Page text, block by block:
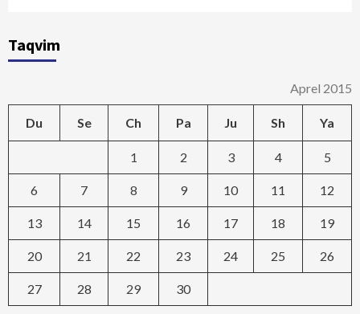
Taqvim
Aprel 2015
Du Se Ch Pa Ju Sh Ya
1 2 3 4 5
6 7 8 9 10 11 12
13 14 15 16 17 18 19
20 21 22 23 24 25 26
27 28 29 30